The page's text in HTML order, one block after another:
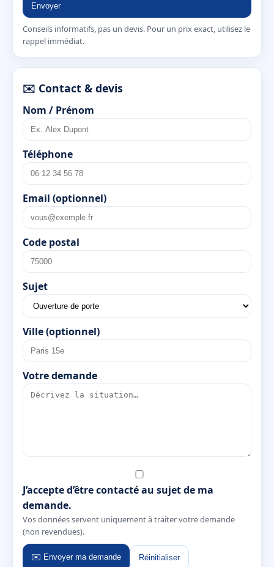
Envoyer
Conseils informatifs, pas un devis. Pour un prix exact, utilisez le
rappel immédiat.
✉️ Contact & devis
Nom / Prénom
Téléphone
Email (optionnel)
Code postal
Sujet
Ville (optionnel)
Votre demande
J’accepte d’être contacté au sujet de ma
demande.
Vos données servent uniquement à traiter votre demande
(non revendues).
✉️ Envoyer ma demande Réinitialiser